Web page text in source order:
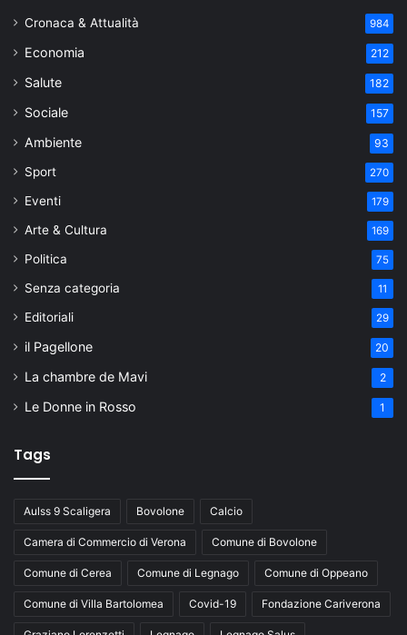
Cronaca & Attualità 984
Economia 212
Salute 182
Sociale 157
Ambiente 93
Sport 270
Eventi 179
Arte & Cultura 169
Politica 75
Senza categoria 11
Editoriali 29
il Pagellone 20
La chambre de Mavi 2
Le Donne in Rosso 1
Tags
Aulss 9 Scaligera Bovolone Calcio
Camera di Commercio di Verona Comune di Bovolone
Comune di Cerea Comune di Legnago Comune di Oppeano
Comune di Villa Bartolomea Covid-19 Fondazione Cariverona